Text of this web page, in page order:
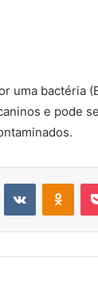
uma bactéria
e pode